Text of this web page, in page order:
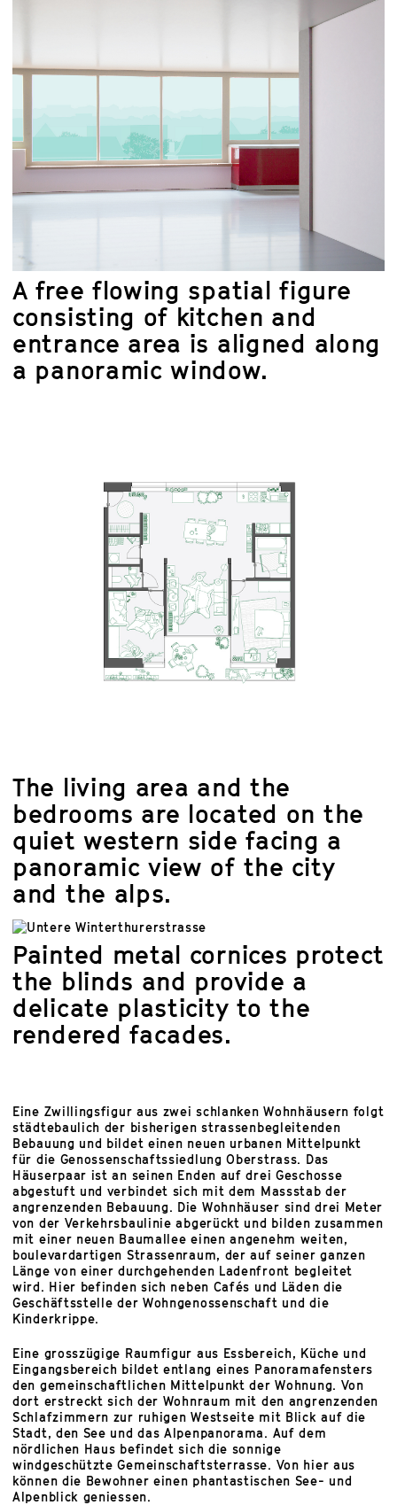
A free flowing spatial figure
consisting of kitchen and
entrance area is aligned along
a panoramic window.
The living area and the
bedrooms are located on the
quiet western side facing a
panoramic view of the city
and the alps.
Painted metal cornices protect
the blinds and provide a
delicate plasticity to the
rendered facades.
Eine Zwillingsfigur aus zwei schlanken Wohnhäusern folgt
städtebaulich der bisherigen strassenbegleitenden
Bebauung und bildet einen neuen urbanen Mittelpunkt
für die Genossenschaftssiedlung Oberstrass. Das
Häuserpaar ist an seinen Enden auf drei Geschosse
abgestuft und verbindet sich mit dem Massstab der
angrenzenden Bebauung. Die Wohnhäuser sind drei Meter
von der Verkehrsbaulinie abgerückt und bilden zusammen
mit einer neuen Baumallee einen angenehm weiten,
boulevardartigen Strassenraum, der auf seiner ganzen
Länge von einer durchgehenden Ladenfront begleitet
wird. Hier befinden sich neben Cafés und Läden die
Geschäftsstelle der Wohngenossenschaft und die
Kinderkrippe.
Eine grosszügige Raumfigur aus Essbereich, Küche und
Eingangsbereich bildet entlang eines Panoramafensters
den gemeinschaftlichen Mittelpunkt der Wohnung. Von
dort erstreckt sich der Wohnraum mit den angrenzenden
Schlafzimmern zur ruhigen Westseite mit Blick auf die
Stadt, den See und das Alpenpanorama. Auf dem
nördlichen Haus befindet sich die sonnige
windgeschützte Gemeinschaftsterrasse. Von hier aus
können die Bewohner einen phantastischen See- und
Alpenblick geniessen.